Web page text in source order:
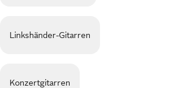
Linkshänder-Gitarren
Konzertgitarren